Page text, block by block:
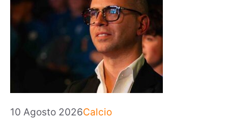
10 Agosto 2026Categorie
Calcio